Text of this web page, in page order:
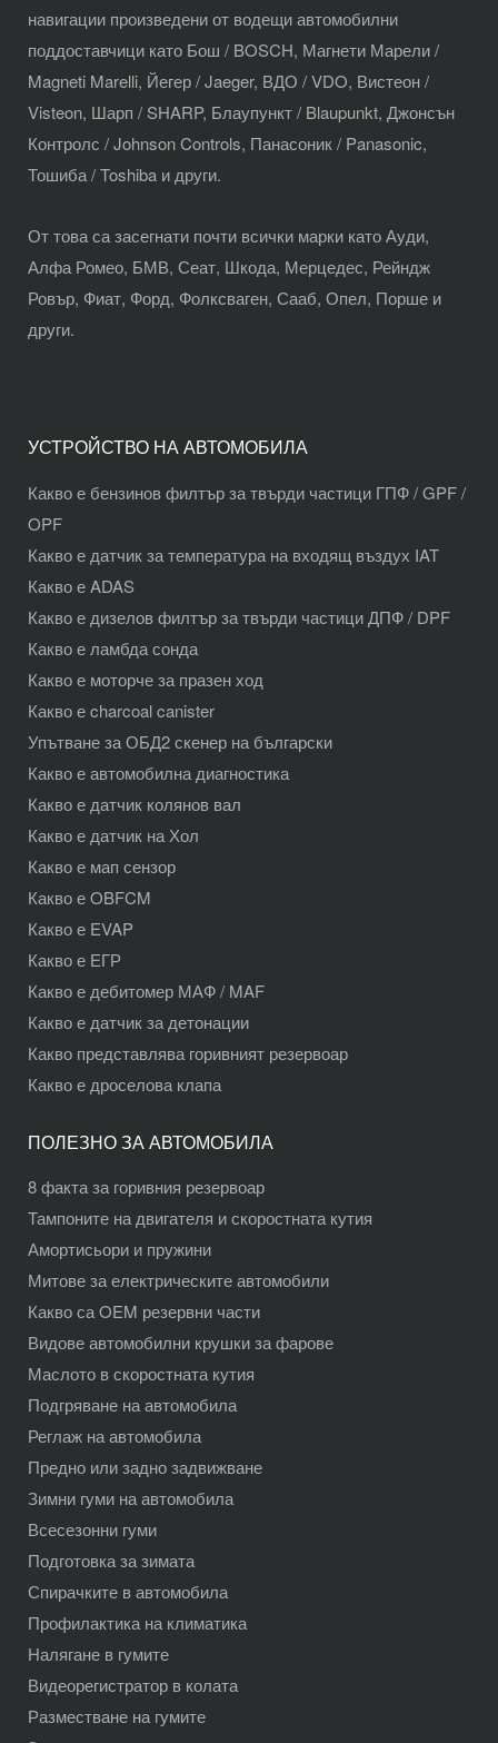
навигации произведени от водещи автомобилни
поддоставчици като Бош / BOSCH, Магнети Марели /
Magneti Marelli, Йегер / Jaeger, ВДО / VDO, Вистеон /
Visteon, Шарп / SHARP, Блаупункт / Blaupunkt, Джонсън
Контролс / Johnson Controls, Панасоник / Panasonic,
Тошиба / Toshiba и други.
От това са засегнати почти всички марки като Ауди,
Алфа Ромео, БМВ, Сеат, Шкода, Мерцедес, Рейндж
Ровър, Фиат, Форд, Фолксваген, Сааб, Опел, Порше и
други.
УСТРОЙСТВО НА АВТОМОБИЛА
Какво е бензинов филтър за твърди частици ГПФ / GPF /
OPF
Какво е датчик за температура на входящ въздух IAT
Какво е ADAS
Какво е дизелов филтър за твърди частици ДПФ / DPF
Какво е ламбда сонда
Какво е моторче за празен ход
Какво е charcoal canister
Упътване за ОБД2 скенер на български
Какво е автомобилна диагностика
Какво е датчик колянов вал
Какво е датчик на Хол
Какво е мап сензор
Какво е OBFCM
Какво е EVAP
Какво е ЕГР
Какво е дебитомер МАФ / MAF
Какво е датчик за детонации
Какво представлява горивният резервоар
Какво е дроселова клапа
ПОЛЕЗНО ЗА АВТОМОБИЛА
8 факта за горивния резервоар
Тампоните на двигателя и скоростната кутия
Амортисьори и пружини
Митове за електрическите автомобили
Какво са OEM резервни части
Видове автомобилни крушки за фарове
Маслото в скоростната кутия
Подгряване на автомобила
Реглаж на автомобила
Предно или задно задвижване
Зимни гуми на автомобила
Всесезонни гуми
Подготовка за зимата
Спирачките в автомобила
Профилактика на климатика
Налягане в гумите
Видеорегистратор в колата
Разместване на гумите